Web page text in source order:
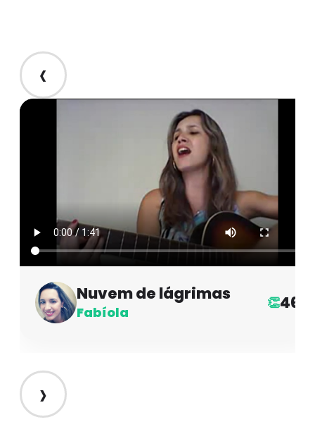
‹
Nuvem de lágrimas
Fabíola
👏46
›